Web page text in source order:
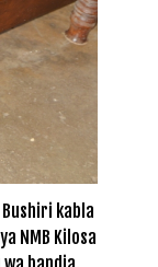
kabla
NMB Kilosa